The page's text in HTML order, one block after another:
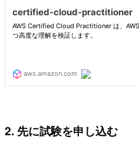
2. 先に試験を申し込む